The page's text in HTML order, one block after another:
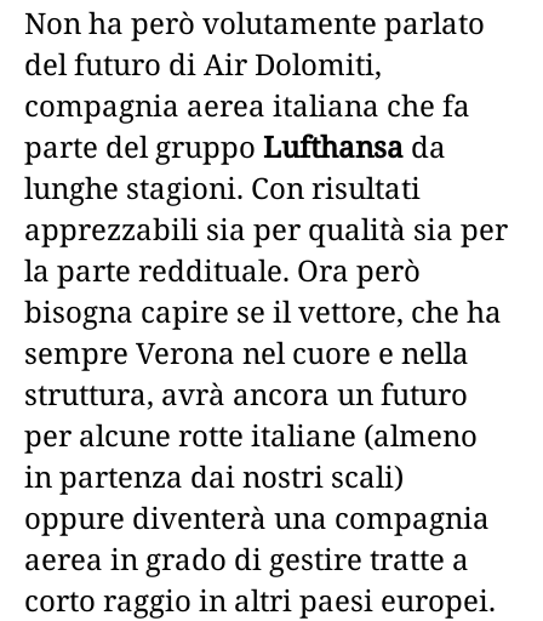
Non ha però volutamente parlato
del futuro di Air Dolomiti,
compagnia aerea italiana che fa
parte del gruppo Lufthansa da
lunghe stagioni. Con risultati
apprezzabili sia per qualità sia per
la parte reddituale. Ora però
bisogna capire se il vettore, che ha
sempre Verona nel cuore e nella
struttura, avrà ancora un futuro
per alcune rotte italiane (almeno
in partenza dai nostri scali)
oppure diventerà una compagnia
aerea in grado di gestire tratte a
corto raggio in altri paesi europei.